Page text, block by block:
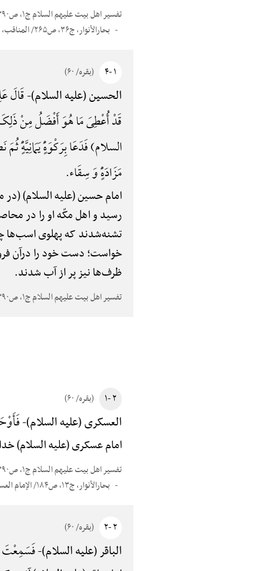
تفسیر اهل بیت علیهم السلام ج۱، ص۳۹۰
بحارالأنوار، ج۳۶، ص۲۶۵/ المناقب، ج۱، ص۲۸۲/ مستدرک الوسایل، ج۱۵، ص۶۲؛ فیه: «جاء المؤمنون» محذوفٌ/ دلایل الإمامهًْ، ص۱۸
۱ -۴ (بقره/ ۶۰)
الحسین (علیه السلام)-قَالَ
قَدْ أُعْطِیَ مَا هُوَ أَفْضَلُ مِنْ
السلام) فَدَعَا بِرَکْوَهًٍْ یَمَانِیَّهًٍْ
مَزَادَهًٍْ وَ سِقَاء.
امام حسین (علیه السلام) (در
رسید و اهل مکّه او را در
تشنه‌شدند که پهلوی اسب‌ها
خواست؛ دست خود را درآن
ظرف‌ها نیز پر از آب شدند.
تفسیر اهل بیت علیهم السلام ج۱، ص۳۹۰
۲ -۱ (بقره/ ۶۰)
العسکری (علیه السلام)-
امام عسکری (علیه السلام)
تفسیر اهل بیت علیهم السلام ج۱، ص۳۹۰
بحارالأنوار، ج۱۳، ص۱۸۴/ الإمام العسکری، ص۲۶۱/ تأویل الآیات الظاهرهًْ، ص۶۹/ مستدرک الوسایل، ج۵، ص۲۳۶/ قصص الأنبیاءللجزایری، ص۲۶۳
۲ -۲ (بقره/ ۶۰)
الباقر (علیه السلام)-فَسَمِعْتَ